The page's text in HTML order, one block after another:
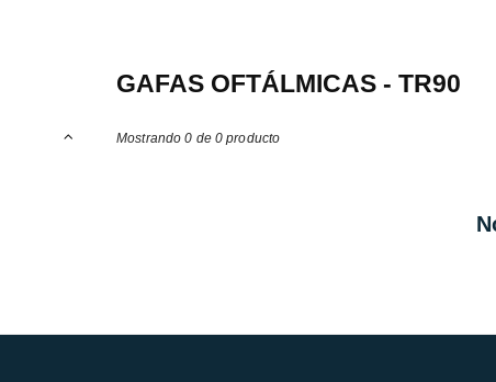
GAFAS OFTÁLMICAS - TR90
Mostrando 0 de 0 producto